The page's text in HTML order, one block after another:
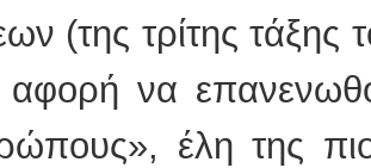
(της τρίτης τάξης
αφορή να
έλη της